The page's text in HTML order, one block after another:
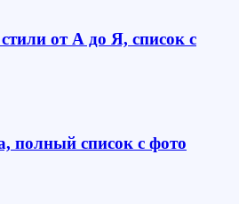
от А до Я, список с
полный список с фото